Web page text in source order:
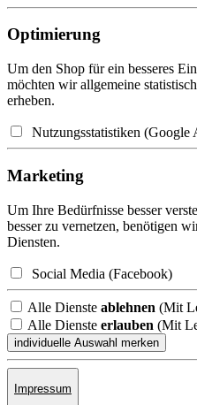
Optimierung
Um den Shop für ein besseres
möchten wir allgemeine
erheben.
Nutzungsstatistiken (Google
Marketing
Um Ihre Bedürfnisse besser
besser zu vernetzen, benötigen
Diensten.
Social Media (Facebook)
Alle Dienste ablehnen (Mit
Alle Dienste erlauben (Mit
Impressum